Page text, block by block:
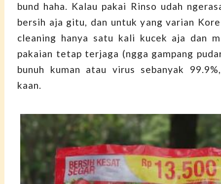
bund haha. Kalau pakai Rinso udah
bersih aja gitu, dan untuk yang varian
cleaning hanya satu kali kucek aja dan
pakaian tetap terjaga (ngga gampang
bunuh kuman atau virus sebanyak
kaan.